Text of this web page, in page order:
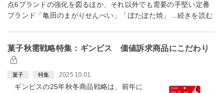
点6ブランドの強化を図るほか、それ以外でも需要の手堅い定番
ブランド「亀田のまがりせんべい」「ぽたぽた焼」…続きを読む
菓子秋需戦略特集：ギンビス 価値訴求商品にこだわり
菓子 特集 2025.10.01
ギンビスの25年秋冬商品戦略は、前年に